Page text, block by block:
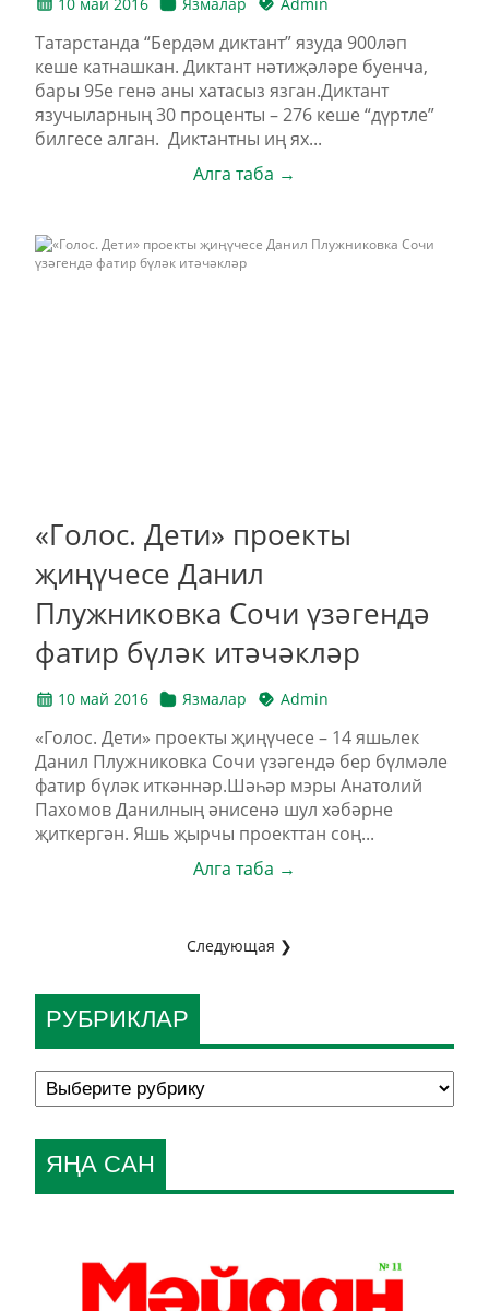
Татарстанда “Бердәм диктант” язуда 900ләп
кеше катнашкан. Диктант нәтиҗәләре буенча,
бары 95е генә аны хатасыз язган.Диктант
язучыларның 30 проценты – 276 кеше “дүртле”
билгесе алган. Диктантны иң ях...
Алга таба →
«Голос. Дети» проекты
җиңүчесе Данил
Плужниковка Сочи үзәгендә
фатир бүләк итәчәкләр
10 май 2016 Язмалар Admin
«Голос. Дети» проекты җиңүчесе – 14 яшьлек
Данил Плужниковка Сочи үзәгендә бер бүлмәле
фатир бүләк иткәннәр.Шәһәр мэры Анатолий
Пахомов Данилның әнисенә шул хәбәрне
җиткергән. Яшь җырчы проекттан соң...
Алга таба →
Следующая ❯
РУБРИКЛАР
ЯҢА САН